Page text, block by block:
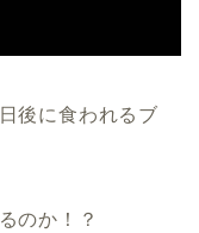
後に食われるブ
のか！？